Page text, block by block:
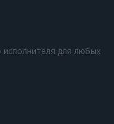
для любых